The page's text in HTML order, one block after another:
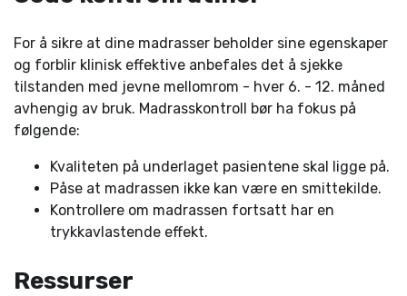
For å sikre at dine madrasser beholder sine egenskaper
og forblir klinisk effektive anbefales det å sjekke
tilstanden med jevne mellomrom - hver 6. - 12. måned
avhengig av bruk. Madrasskontroll bør ha fokus på
følgende:
Kvaliteten på underlaget pasientene skal ligge på.
Påse at madrassen ikke kan være en smittekilde.
Kontrollere om madrassen fortsatt har en
trykkavlastende effekt.
Ressurser